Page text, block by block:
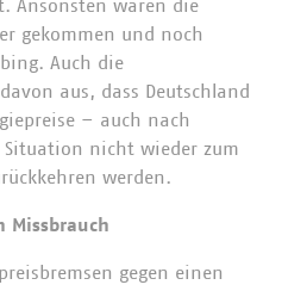
Ansonsten wären die
gekommen und noch
Auch die
aus, dass Deutschland
– auch nach
nicht wieder zum
werden.
Missbrauch
gegen einen